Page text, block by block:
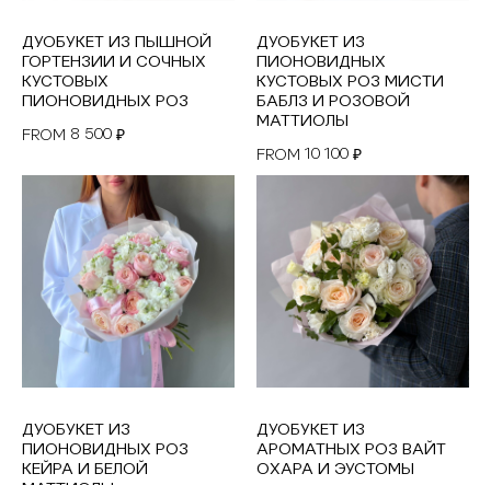
ДУОБУКЕТ ИЗ ПЫШНОЙ
ГОРТЕНЗИИ И СОЧНЫХ
КУСТОВЫХ
ПИОНОВИДНЫХ РОЗ
FROM 8 500 ₽
ДУОБУКЕТ ИЗ
ПИОНОВИДНЫХ
КУСТОВЫХ РОЗ МИСТИ
БАБЛЗ И РОЗОВОЙ
МАТТИОЛЫ
FROM 10 100 ₽
ДУОБУКЕТ ИЗ
ПИОНОВИДНЫХ РОЗ
КЕЙРА И БЕЛОЙ
ДУОБУКЕТ ИЗ
АРОМАТНЫХ РОЗ ВАЙТ
ОХАРА И ЭУСТОМЫ